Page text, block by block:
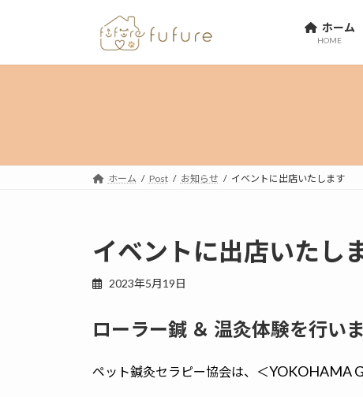
ン
ー
ホーム
HOME
ホーム Post お知らせ イベントに出店いたします
イベントに出店いたし
2023年5月19日
ローラー鍼 ＆ 温灸体験を行い
ペット鍼灸セラピー協会は、＜YOKOHAMA